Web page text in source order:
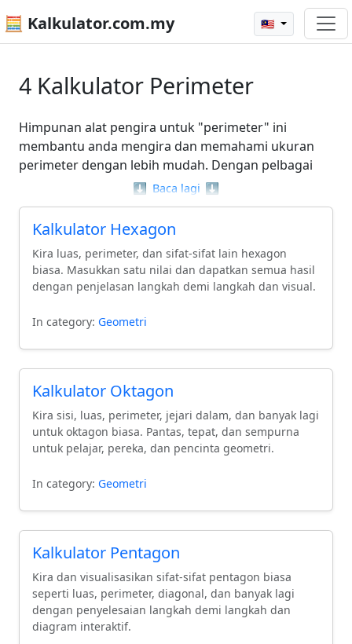
🧮 Kalkulator.com.my 🇲🇾
4 Kalkulator Perimeter
Himpunan alat pengira untuk "perimeter" ini
membantu anda mengira dan memahami ukuran
perimeter dengan lebih mudah. Dengan pelbagai
kalkulator yang tersedia, seperti Pengira Perimeter
untuk segi empat dan kalkulator untuk bentuk lain
seperti pentagon dan heksagon, anda dapat
menyelesaikan pelbagai masalah berkaitan
perimeter tanpa kerumitan. Alat ini direka untuk
menyederhanakan pengiraan yang mungkin
kelihatan rumit, menjadikan pemahaman mengenai
perimeter lebih jelas dan tepat. Sama ada anda
seorang pelajar atau hanya ingin mengetahui lebih
lanjut tentang perimeter, kalkulator ini menyediakan
penyelesaian yang berguna untuk keperluan anda.
⬇️ Baca lagi ⬇️
Kalkulator Hexagon
Kira luas, perimeter, dan sifat-sifat lain hexagon
biasa. Masukkan satu nilai dan dapatkan semua hasil
dengan penjelasan langkah demi langkah dan visual.
In category: Geometri
Kalkulator Oktagon
Kira sisi, luas, perimeter, jejari dalam, dan banyak lagi
untuk oktagon biasa. Pantas, tepat, dan sempurna
untuk pelajar, pereka, dan pencinta geometri.
In category: Geometri
Kalkulator Pentagon
Kira dan visualisasikan sifat-sifat pentagon biasa
seperti luas, perimeter, diagonal, dan banyak lagi
dengan penyelesaian langkah demi langkah dan
diagram interaktif.